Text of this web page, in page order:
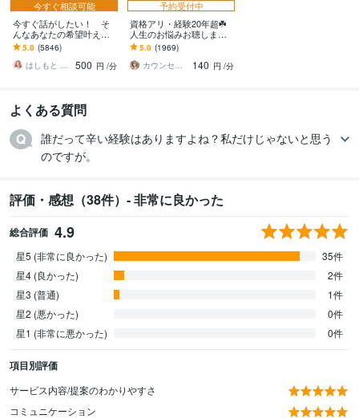
今すぐ相談可能
今すぐ話がしたい！ そ
んなあなたの希望叶えま
す 今日あったことから深
刻な悩みまで☆何でも打
ち明けてください。
5.0 (5846)
はしもと ゆっこ♡救急こころの相談室
500 円 /分
予約受付中
資格アリ・経験20年超☘️
人生のお悩みお聴します
鬱・HSP・介護障害・毒
親・恋愛・仕事・育児・
占い依存etc
5.0 (1969)
カウンセリング事務所☘️オフィスカノン
140 円 /分
よくある質問
誰だって辛い経験はありますよね？私だけじゃないと思う
のですが。
評価・感想（38件）- 非常に良かった
総合評価 4.9
星5 (非常に良かった)
35件
星4 (良かった)
2件
星3 (普通)
1件
星2 (悪かった)
0件
星1 (非常に悪かった)
0件
項目別評価
サービス内容/提案のわかりやすさ
コミュニケーション